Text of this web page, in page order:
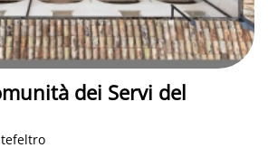
dei Servi del